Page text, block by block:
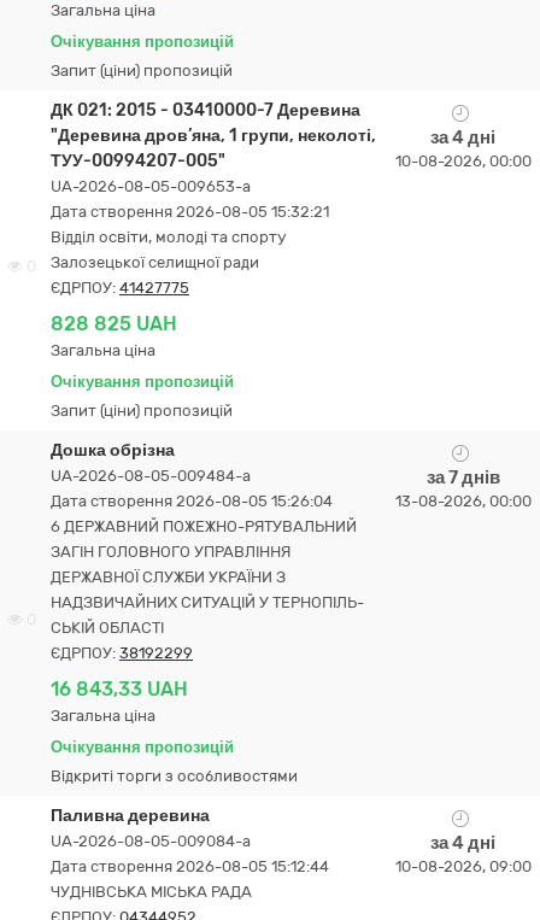
Загальна ціна
Очікування пропозицій
Запит (ціни) пропозицій
0
ДК 021: 2015 - 03410000-7 Деревина
"Деревина дров’яна, 1 групи, неколоті,
ТУУ-00994207-005"
UA-2026-08-05-009653-a
Дата створення 2026-08-05 15:32:21
Відділ освіти, молоді та спорту
Залозецької селищної ради
ЄДРПОУ: 41427775
828 825 UAH
Загальна ціна
Очікування пропозицій
Запит (ціни) пропозицій
за 4 дні
10-08-2026, 00:00
Дошка обрізна
UA-2026-08-05-009484-a
Дата створення 2026-08-05 15:26:04
6 ДЕРЖАВНИЙ ПОЖЕЖНО-РЯТУВАЛЬНИЙ
ЗАГІН ГОЛОВНОГО УПРАВЛІННЯ
ДЕРЖАВНОЇ СЛУЖБИ УКРАЇНИ З
НАДЗВИЧАЙНИХ СИТУАЦІЙ У ТЕР­НО­ПІЛЬ­
СЬКІЙ ОБЛАСТІ
ЄДРПОУ: 38192299
16 843,33 UAH
Загальна ціна
Очікування пропозицій
Відкриті торги з особливостями
за 7 днів
13-08-2026, 00:00
Паливна деревина
UA-2026-08-05-009084-a
Дата створення 2026-08-05 15:12:44
ЧУДНІВСЬКА МІСЬКА РАДА
за 4 дні
10-08-2026, 09:00